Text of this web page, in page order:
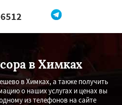
мне
в Химках
в Химках, а также получить
о наших услугах и ценах вы
из телефонов на сайте